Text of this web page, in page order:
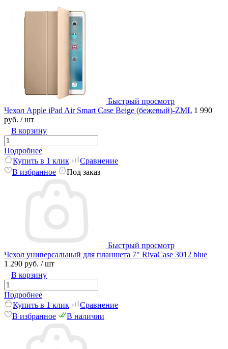
Быстрый просмотр
Чехол Apple iPad Air Smart Case Beige (бежевый)-ZML 1 990
руб. / шт
В корзину
Подробнее
Купить в 1 клик
Сравнение
В избранное
Под заказ
Быстрый просмотр
Чехол универсальный для планшета 7" RivaCase 3012 blue
1 290 руб. / шт
В корзину
Подробнее
Купить в 1 клик
Сравнение
В избранное
В наличии